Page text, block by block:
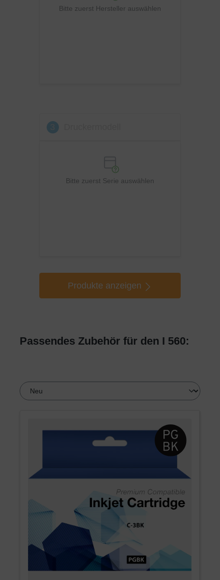
Bitte zuerst Hersteller auswählen
Bitte zuerst Serie auswählen
Produkte anzeigen
Passendes Zubehör für den I 560: